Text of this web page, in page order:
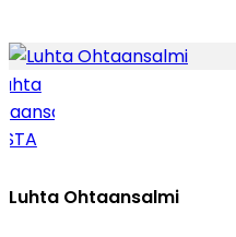
Luhta Ohtaansalmi